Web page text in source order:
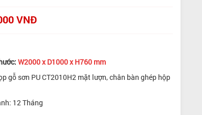
VNĐ
W2000 x D1000 x H760 mm
gỗ sơn PU CT2010H2 mặt lượn, chân bàn ghép hộp
12 Tháng